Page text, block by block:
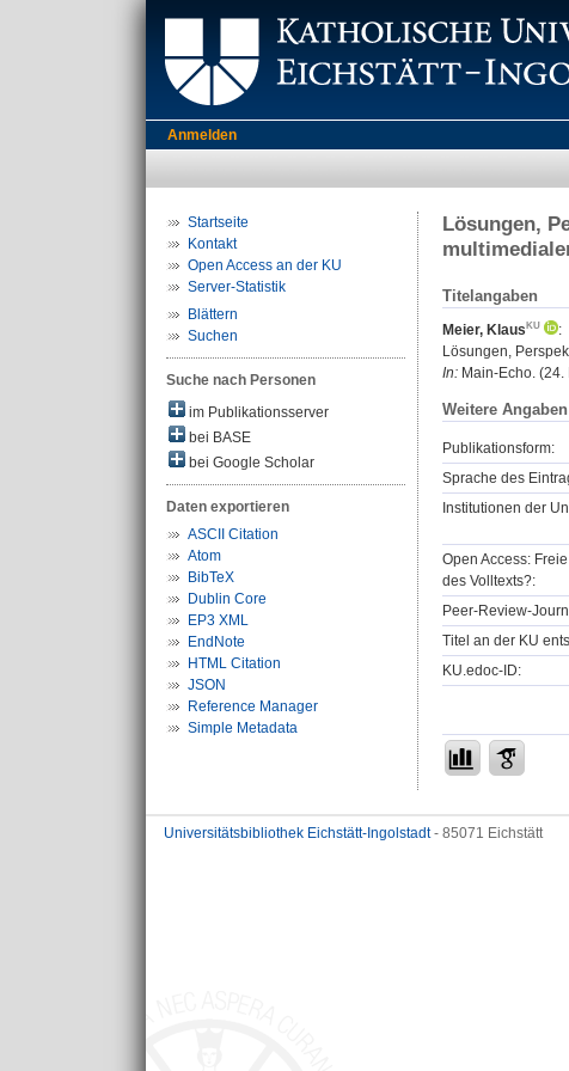
Anmelden
Startseite
Kontakt
Open Access an der KU
Server-Statistik
Blättern
Suchen
Suche nach Personen
im Publikationsserver
bei BASE
bei Google Scholar
Daten exportieren
ASCII Citation
Atom
BibTeX
Dublin Core
EP3 XML
EndNote
HTML Citation
JSON
Reference Manager
Simple Metadata
Lösungen,
Titelangaben
Meier, Klaus
:
Lösungen,
In: Main-Echo.
Weitere Angaben
Publikationsform:
Sprache des
Institutionen der
Open Access:
des Volltexts?:
Peer-Review-
Titel an der KU
KU.edoc-ID:
Universitätsbibliothek Eichstätt-Ingolstadt- 85071 Eichstätt